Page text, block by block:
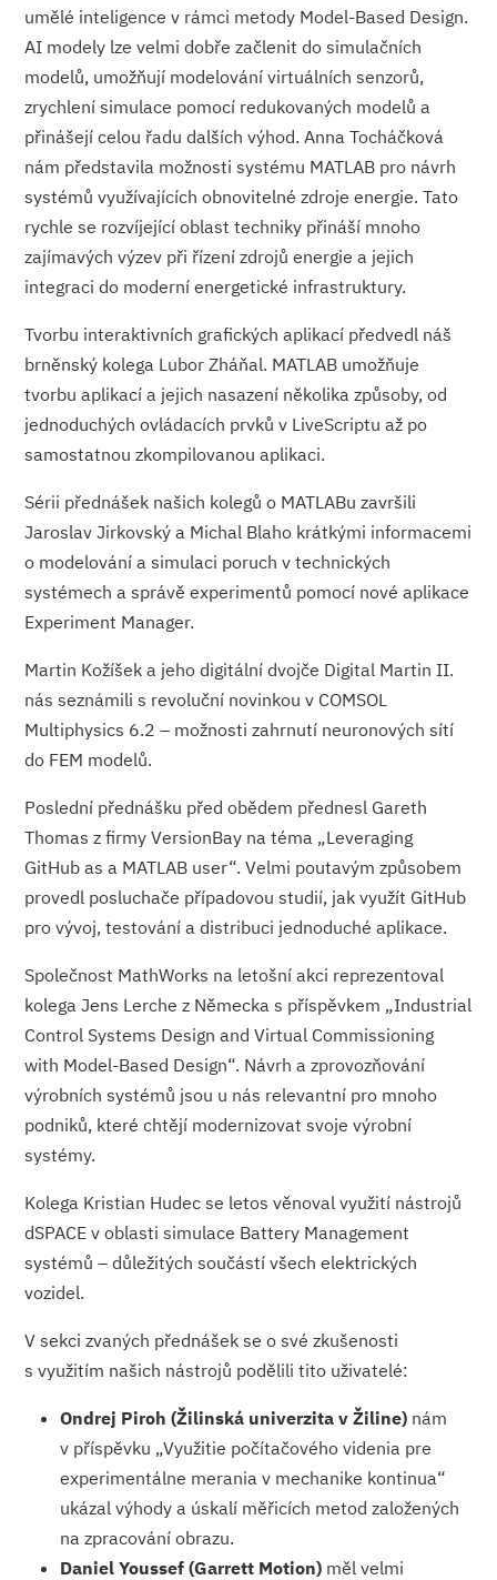
umělé inteligence v rámci metody Model-Based Design.
AI modely lze velmi dobře začlenit do simulačních
modelů, umožňují modelování virtuálních senzorů,
zrychlení simulace pomocí redukovaných modelů a
přinášejí celou řadu dalších výhod. Anna Tocháčková
nám představila možnosti systému MATLAB pro návrh
systémů využívajících obnovitelné zdroje energie. Tato
rychle se rozvíjející oblast techniky přináší mnoho
zajímavých výzev při řízení zdrojů energie a jejich
integraci do moderní energetické infrastruktury.
Tvorbu interaktivních grafických aplikací předvedl náš
brněnský kolega Lubor Zháňal. MATLAB umožňuje
tvorbu aplikací a jejich nasazení několika způsoby, od
jednoduchých ovládacích prvků v LiveScriptu až po
samostatnou zkompilovanou aplikaci.
Sérii přednášek našich kolegů o MATLABu završili
Jaroslav Jirkovský a Michal Blaho krátkými informacemi
o modelování a simulaci poruch v technických
systémech a správě experimentů pomocí nové aplikace
Experiment Manager.
Martin Kožíšek a jeho digitální dvojče Digital Martin II.
nás seznámili s revoluční novinkou v COMSOL
Multiphysics 6.2 – možnosti zahrnutí neuronových sítí
do FEM modelů.
Poslední přednášku před obědem přednesl Gareth
Thomas z firmy VersionBay na téma „Leveraging
GitHub as a MATLAB user“. Velmi poutavým způsobem
provedl posluchače případovou studií, jak využít GitHub
pro vývoj, testování a distribuci jednoduché aplikace.
Společnost MathWorks na letošní akci reprezentoval
kolega Jens Lerche z Německa s příspěvkem „Industrial
Control Systems Design and Virtual Commissioning
with Model-Based Design“. Návrh a zprovozňování
výrobních systémů jsou u nás relevantní pro mnoho
podniků, které chtějí modernizovat svoje výrobní
systémy.
Kolega Kristian Hudec se letos věnoval využití nástrojů
dSPACE v oblasti simulace Battery Management
systémů – důležitých součástí všech elektrických
vozidel.
V sekci zvaných přednášek se o své zkušenosti
s využitím našich nástrojů podělili tito uživatelé:
Ondrej Piroh (Žilinská univerzita v Žiline) nám
v příspěvku „Využitie počítačového videnia pre
experimentálne merania v mechanike kontinua“
ukázal výhody a úskalí měřicích metod založených
na zpracování obrazu.
Daniel Youssef (Garrett Motion) měl velmi